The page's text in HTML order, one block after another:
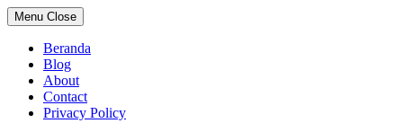
Skip
to
content
Menu Close
Beranda
Blog
About
Contact
Privacy Policy